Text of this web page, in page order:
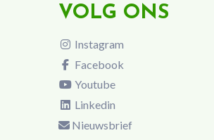
VOLG ONS
Instagram
Facebook
Youtube
Linkedin
Nieuwsbrief